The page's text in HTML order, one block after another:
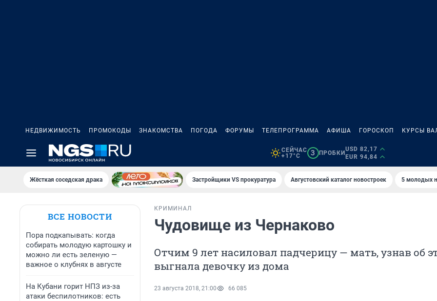
НЕДВИЖИМОСТЬ ПРОМОКОДЫ ЗНАКОМСТВА ПОГОДА ФОРУМЫ ТЕЛЕПРОГРАММА АФИША ГОРОСКОП КУРСЫ
СЕЙЧАС
+17°C
3 ПРОБКИ
USD 82,17
EUR 94,84
Жёсткая соседская драка Застройщики VS прокуратура Августовский каталог новостроек 5 молодых
ВСЕ НОВОСТИ
Пора подкапывать: когда
собирать молодую картошку и
можно ли есть зеленую —
важное о клубнях в августе
На Кубани горит НПЗ из-за
атаки беспилотников: есть
КРИМИНАЛ
Чудовище из Чернаково
Отчим 9 лет насиловал падчерицу — мать, узнав об
выгнала девочку из дома
23 августа 2018, 21:00 66 085